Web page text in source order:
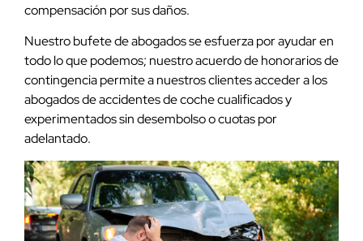
compensación por sus daños.
Nuestro bufete de abogados se esfuerza por ayudar en
todo lo que podemos; nuestro acuerdo de honorarios de
contingencia permite a nuestros clientes acceder a los
abogados de accidentes de coche cualificados y
experimentados sin desembolso o cuotas por
adelantado.